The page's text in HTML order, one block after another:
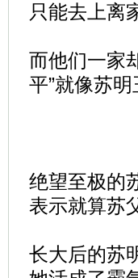
只能去上离
而他们一家
平”就像苏
绝望至极的
表示就算苏
长大后的苏